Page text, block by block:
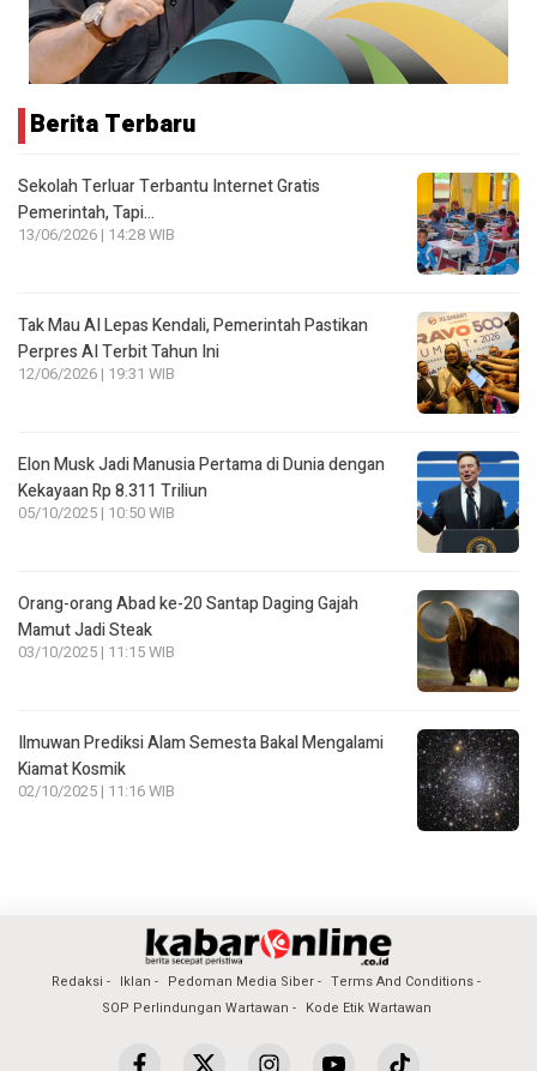
Berita Terbaru
Sekolah Terluar Terbantu Internet Gratis
Pemerintah, Tapi…
13/06/2026 | 14:28 WIB
Tak Mau AI Lepas Kendali, Pemerintah Pastikan
Perpres AI Terbit Tahun Ini
12/06/2026 | 19:31 WIB
Elon Musk Jadi Manusia Pertama di Dunia dengan
Kekayaan Rp 8.311 Triliun
05/10/2025 | 10:50 WIB
Orang-orang Abad ke-20 Santap Daging Gajah
Mamut Jadi Steak
03/10/2025 | 11:15 WIB
Ilmuwan Prediksi Alam Semesta Bakal Mengalami
Kiamat Kosmik
02/10/2025 | 11:16 WIB
Redaksi Iklan Pedoman Media Siber
Terms And Conditions
SOP Perlindungan Wartawan
Kode Etik Wartawan